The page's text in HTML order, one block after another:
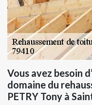
Vous avez besoin
domaine du
PETRY Tony à